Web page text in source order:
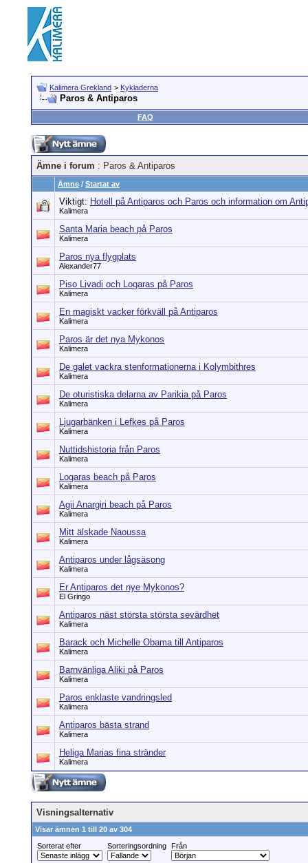
Kalimera Grekland > Kykladerna
Paros & Antiparos
FAQ
Ämne i forum : Paros & Antiparos
Ämne / Startat av
Viktigt: Hotell på Antiparos och Paros och information om
Kalimera
Santa Maria beach på Paros
Kalimera
Paros nya flygplats
Alexander77
Piso Livadi och Logaras på Paros
Kalimera
En magiskt vacker förkväll på Antiparos
Kalimera
Paros är det nya Mykonos
Kalimera
De galet vackra stenformationerna i Kolymbithres
Kalimera
De oturistiska delarna av Parikia på Paros
Kalimera
Ljugarbänken i Lefkes på Paros
Kalimera
Nuttidshistoria från Paros
Kalimera
Logaras beach på Paros
Kalimera
Agii Anargiri beach på Paros
Kalimera
Mitt älskade Naoussa
Kalimera
Antiparos under lågsäsong
Kalimera
Er Antiparos det nye Mykonos?
El Gringo
Antiparos näst största största sevärdhet
Kalimera
Barack och Michelle Obama till Antiparos
Kalimera
Barnvänliga Aliki på Paros
Kalimera
Paros enklaste vandringsled
Kalimera
Antiparos bästa strand
Kalimera
Heliga Marias fina stränder
Kalimera
Visningsalternativ
Visar ämnen 1 till 20 av 304
Sorterat efter
Sorteringsordning Från